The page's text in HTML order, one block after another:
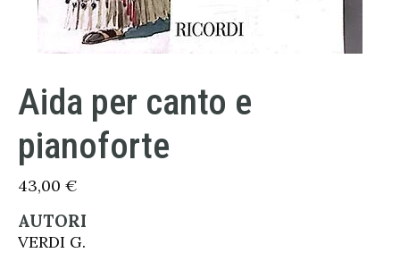
Aida per canto e
pianoforte
43,00 €
AUTORI
VERDI G.